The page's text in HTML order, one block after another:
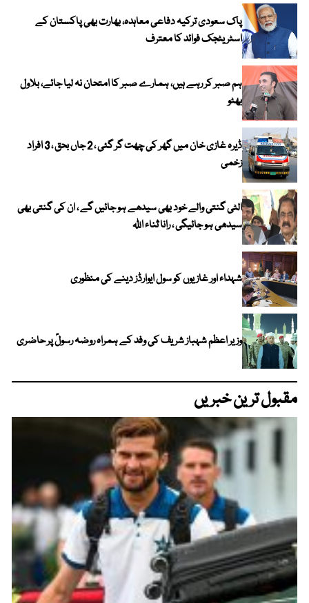
پاک سعودی ترکیہ دفاعی معاہدہ، بھارت بھی پاکستان کے
اسٹریٹجک فوائد کا معترف
ہم صبر کر رہے ہیں، ہمارے صبر کا امتحان نہ لیا جائے، بلاول
بھٹو
ڈیرہ غازی خان میں گھر کی چھت گر گئی ، 2 جاں بحق ، 3 افراد
زخمی
الٹی گنتی والے خود بھی سیدھے ہو جائیں گے ، ان کی گنتی بھی
سیدھی ہو جائیگی ، رانا ثناء اللہ
شہداء اور غازیوں کو سول ایوارڈز دینے کی منظوری
وزیر اعظم شہباز شریف کی وفد کے ہمراہ روضہ رسولؐ پر حاضری
مقبول ترین خبریں